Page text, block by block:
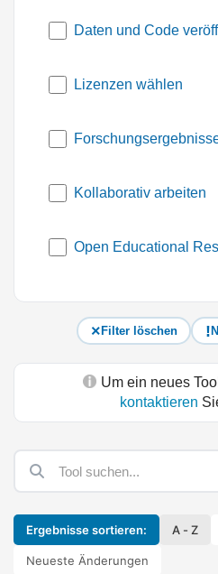
Daten und Code
Lizenzen wählen
Kollaborativ arbeiten
Open Educational
Filter löschen
Um ein neues
kontaktieren
Ergebnisse sortieren: A - Z
Neueste Änderungen